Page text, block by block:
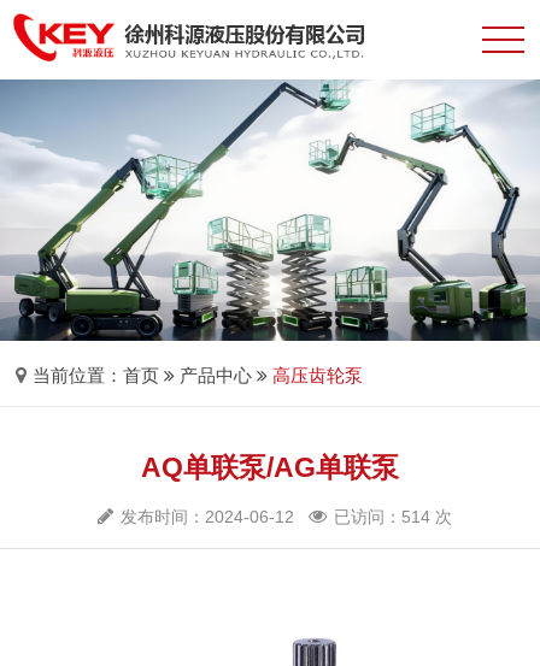
当前位置：首页 产品中心 高压齿轮泵
AQ单联泵/AG单联泵
发布时间：2024-06-12 已访问：514 次